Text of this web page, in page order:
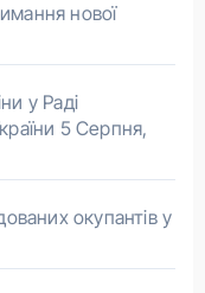
нової
у Раді
5 Серпня,
окупантів у